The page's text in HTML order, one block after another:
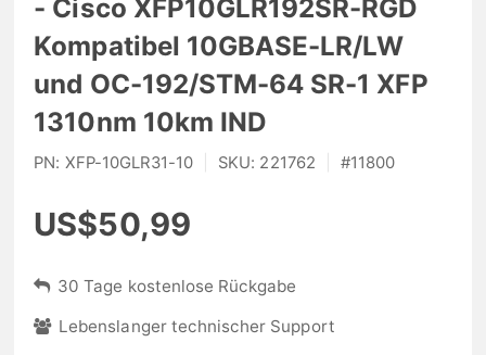
- Cisco XFP10GLR192SR-RGD
Kompatibel 10GBASE-LR/LW
und OC-192/STM-64 SR-1 XFP
1310nm 10km IND
PN: XFP-10GLR31-10 SKU: 221762 #11800
US$50,99
30 Tage kostenlose Rückgabe
Lebenslanger technischer Support